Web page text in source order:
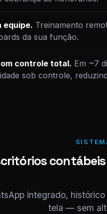
equipe. Treinamento
da sua função.
controle total. Em ~7
sob controle,
integrado,
tela — sem